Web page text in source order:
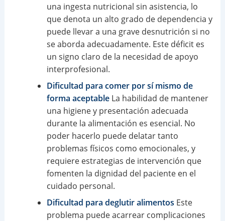
una ingesta nutricional sin asistencia, lo
que denota un alto grado de dependencia y
puede llevar a una grave desnutrición si no
se aborda adecuadamente. Este déficit es
un signo claro de la necesidad de apoyo
interprofesional.
Dificultad para comer por sí mismo de
forma aceptableLa habilidad de mantener
una higiene y presentación adecuada
durante la alimentación es esencial. No
poder hacerlo puede delatar tanto
problemas físicos como emocionales, y
requiere estrategias de intervención que
fomenten la dignidad del paciente en el
cuidado personal.
Dificultad para deglutir alimentos Este
problema puede acarrear complicaciones